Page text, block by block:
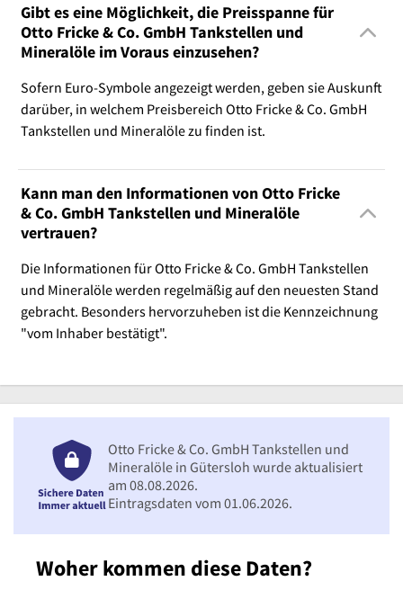
Gibt es eine Möglichkeit, die Preisspanne für
Otto Fricke & Co. GmbH Tankstellen und
Mineralöle im Voraus einzusehen?
Sofern Euro-Symbole angezeigt werden, geben sie Auskunft
darüber, in welchem Preisbereich Otto Fricke & Co. GmbH
Tankstellen und Mineralöle zu finden ist.
Kann man den Informationen von Otto Fricke
& Co. GmbH Tankstellen und Mineralöle
vertrauen?
Die Informationen für Otto Fricke & Co. GmbH Tankstellen
und Mineralöle werden regelmäßig auf den neuesten Stand
gebracht. Besonders hervorzuheben ist die Kennzeichnung
"vom Inhaber bestätigt".
Woher kommen diese Daten?
Otto Fricke & Co. GmbH Tankstellen und
Mineralöle in Gütersloh wurde aktualisiert
am 08.08.2026.
Eintragsdaten vom 01.06.2026.